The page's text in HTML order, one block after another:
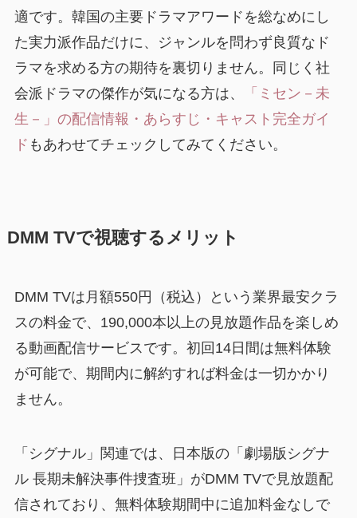
適です。韓国の主要ドラマアワードを総なめにし
た実力派作品だけに、ジャンルを問わず良質なド
ラマを求める方の期待を裏切りません。同じく社
会派ドラマの傑作が気になる方は、
「ミセン－未
生－」の配信情報・あらすじ・キャスト完全ガイ
ド もあわせてチェックしてみてください。
DMM TVで視聴するメリット
DMM TVは月額550円（税込）という業界最安クラ
スの料金で、190,000本以上の見放題作品を楽しめ
る動画配信サービスです。初回14日間は無料体験
が可能で、期間内に解約すれば料金は一切かかり
ません。
「シグナル」関連では、日本版の「劇場版シグナ
ル 長期未解決事件捜査班」がDMM TVで見放題配
信されており、無料体験期間中に追加料金なしで